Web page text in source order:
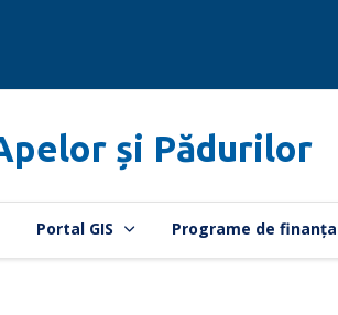
și Pădurilor
Portal GIS Programe de